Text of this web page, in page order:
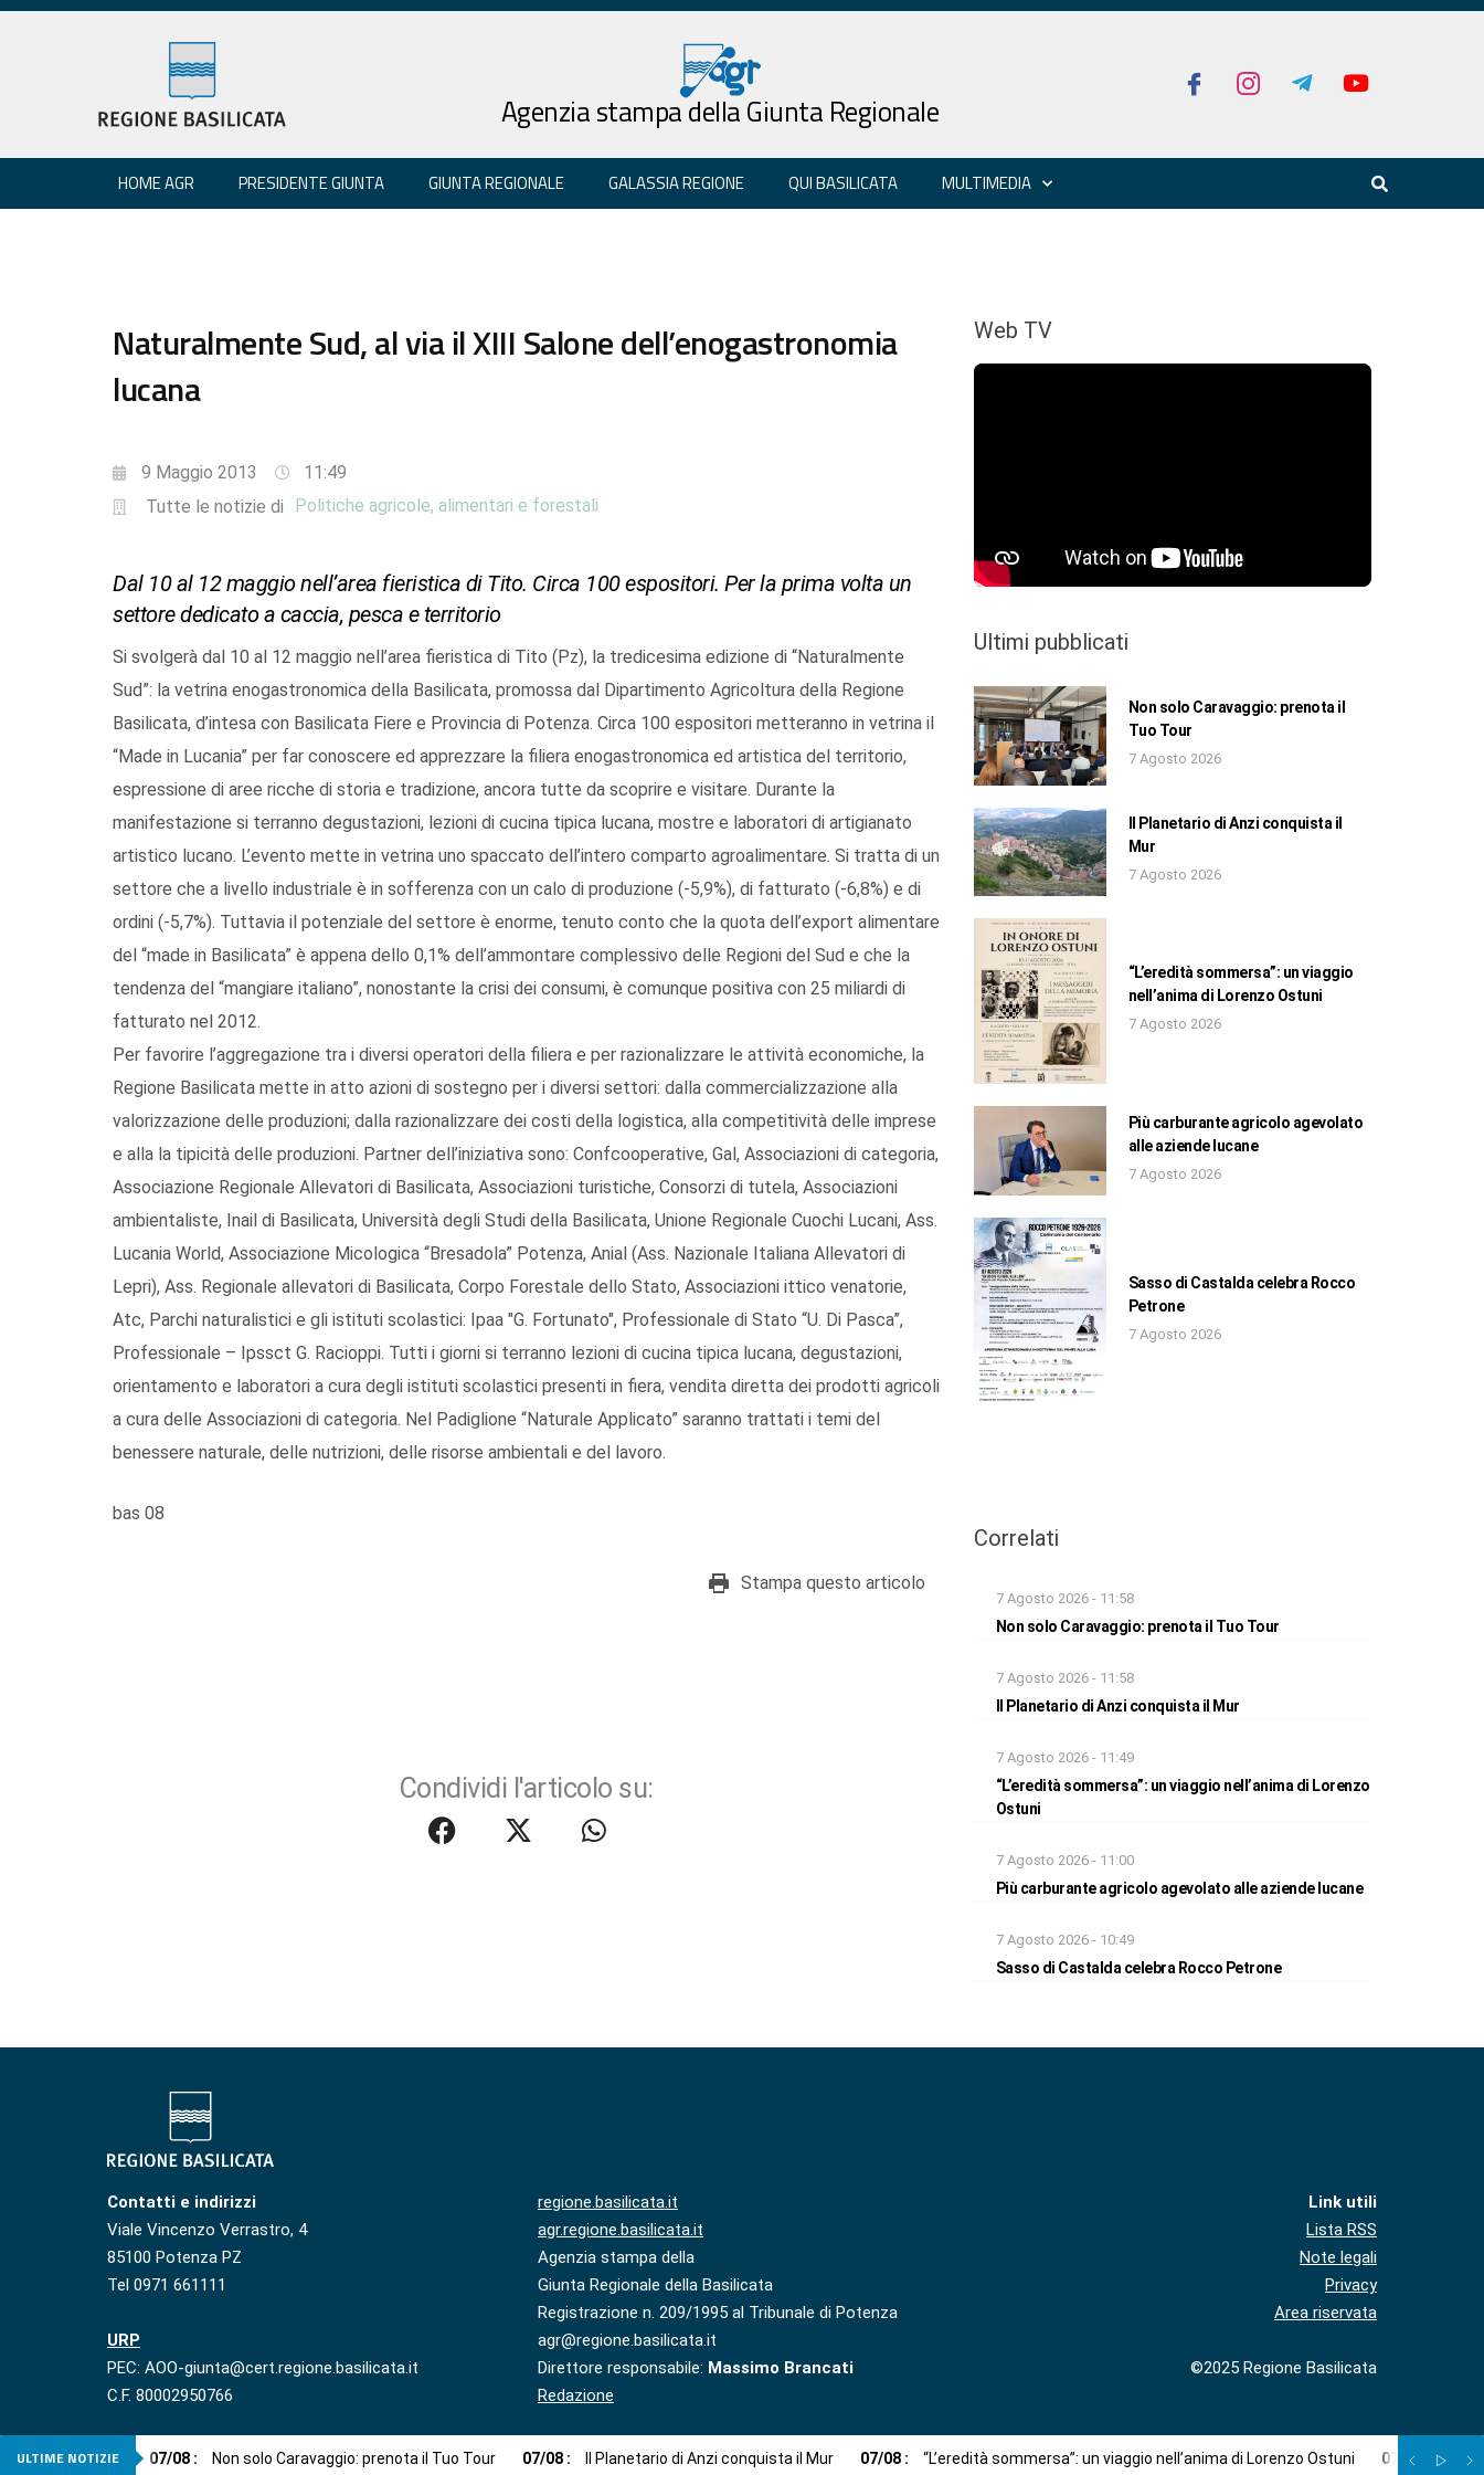
Agenzia stampa della Giunta Regionale
HOME AGR PRESIDENTE GIUNTA GIUNTA REGIONALE GALASSIA REGIONE QUI BASILICATA MULTIMEDIA
Naturalmente Sud, al via il XIII Salone dell’enogastronomia
lucana
9 Maggio 2013
11:49
Tutte le notizie di
Politiche agricole, alimentari e forestali
Dal 10 al 12 maggio nell’area fieristica di Tito. Circa 100 espositori. Per la prima volta un
settore dedicato a caccia, pesca e territorio
Si svolgerà dal 10 al 12 maggio nell’area fieristica di Tito (Pz), la tredicesima edizione di “Naturalmente
Sud”: la vetrina enogastronomica della Basilicata, promossa dal Dipartimento Agricoltura della Regione
Basilicata, d’intesa con Basilicata Fiere e Provincia di Potenza. Circa 100 espositori metteranno in vetrina il
“Made in Lucania” per far conoscere ed apprezzare la filiera enogastronomica ed artistica del territorio,
espressione di aree ricche di storia e tradizione, ancora tutte da scoprire e visitare. Durante la
manifestazione si terranno degustazioni, lezioni di cucina tipica lucana, mostre e laboratori di artigianato
artistico lucano. L’evento mette in vetrina uno spaccato dell’intero comparto agroalimentare. Si tratta di un
settore che a livello industriale è in sofferenza con un calo di produzione (-5,9%), di fatturato (-6,8%) e di
ordini (-5,7%). Tuttavia il potenziale del settore è enorme, tenuto conto che la quota dell’export alimentare
del “made in Basilicata” è appena dello 0,1% dell’ammontare complessivo delle Regioni del Sud e che la
tendenza del “mangiare italiano”, nonostante la crisi dei consumi, è comunque positiva con 25 miliardi di
fatturato nel 2012.
Per favorire l’aggregazione tra i diversi operatori della filiera e per razionalizzare le attività economiche, la
Regione Basilicata mette in atto azioni di sostegno per i diversi settori: dalla commercializzazione alla
valorizzazione delle produzioni; dalla razionalizzare dei costi della logistica, alla competitività delle imprese
e alla la tipicità delle produzioni. Partner dell’iniziativa sono: Confcooperative, Gal, Associazioni di categoria,
Associazione Regionale Allevatori di Basilicata, Associazioni turistiche, Consorzi di tutela, Associazioni
ambientaliste, Inail di Basilicata, Università degli Studi della Basilicata, Unione Regionale Cuochi Lucani, Ass.
Lucania World, Associazione Micologica “Bresadola” Potenza, Anial (Ass. Nazionale Italiana Allevatori di
Lepri), Ass. Regionale allevatori di Basilicata, Corpo Forestale dello Stato, Associazioni ittico venatorie,
Atc, Parchi naturalistici e gli istituti scolastici: Ipaa "G. Fortunato", Professionale di Stato “U. Di Pasca”,
Professionale – Ipssct G. Racioppi. Tutti i giorni si terranno lezioni di cucina tipica lucana, degustazioni,
orientamento e laboratori a cura degli istituti scolastici presenti in fiera, vendita diretta dei prodotti agricoli
a cura delle Associazioni di categoria. Nel Padiglione “Naturale Applicato” saranno trattati i temi del
benessere naturale, delle nutrizioni, delle risorse ambientali e del lavoro.
bas 08
Stampa questo articolo
Condividi l'articolo su:
Web TV
Ultimi pubblicati
Non solo Caravaggio: prenota il
Tuo Tour
7 Agosto 2026
Il Planetario di Anzi conquista il
Mur
7 Agosto 2026
“L’eredità sommersa”: un viaggio
nell’anima di Lorenzo Ostuni
7 Agosto 2026
Più carburante agricolo agevolato
alle aziende lucane
7 Agosto 2026
Sasso di Castalda celebra Rocco
Petrone
7 Agosto 2026
Correlati
7 Agosto 2026 - 11:58
Non solo Caravaggio: prenota il Tuo Tour
7 Agosto 2026 - 11:58
Il Planetario di Anzi conquista il Mur
7 Agosto 2026 - 11:49
“L’eredità sommersa”: un viaggio nell’anima di Lorenzo
Ostuni
7 Agosto 2026 - 11:00
Più carburante agricolo agevolato alle aziende lucane
7 Agosto 2026 - 10:49
Sasso di Castalda celebra Rocco Petrone
Contatti e indirizzi
Viale Vincenzo Verrastro, 4
85100 Potenza PZ
Tel 0971 661111
URP
PEC: AOO-giunta@cert.regione.basilicata.it
C.F. 80002950766
regione.basilicata.it
agr.regione.basilicata.it
Agenzia stampa della
Giunta Regionale della Basilicata
Registrazione n. 209/1995 al Tribunale di Potenza
agr@regione.basilicata.it
Direttore responsabile: Massimo Brancati
Redazione
Link utili
Lista RSS
Note legali
Privacy
Area riservata
©2025 Regione Basilicata
ULTIME NOTIZIE 07/08 : Non solo Caravaggio: prenota il Tuo Tour 07/08 : Il Planetario di Anzi conquista il Mur 07/08 : “L’eredità sommersa”: un viaggio nell’anima di Lorenzo Ostuni 07 08 Più